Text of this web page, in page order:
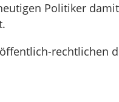
Politiker damit
rechtlichen